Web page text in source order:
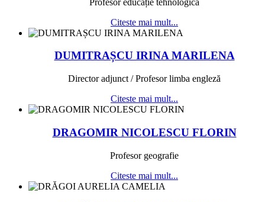
Citeste mai mult...
DUMITRAȘCU IRINA MARILENA
Director adjunct / Profesor limba engleză
Citeste mai mult...
DRAGOMIR NICOLESCU FLORIN
Profesor geografie
Citeste mai mult...